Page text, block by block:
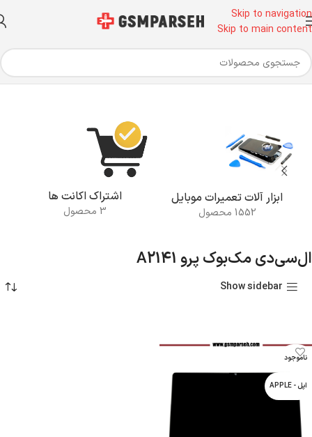
Skip to navigation
Skip to main content
خانه محصولات برچسب خورده “ال‌سی‌دی مک‌بوک پرو A2141”
ابزار آلات تعمیرات موبایل
1552 محصول
اشتراک اکانت ها
3 محصول
ال‌سی‌دی مک‌بوک پرو A2141
Show sidebar
ناموجود
اپل - APPLE